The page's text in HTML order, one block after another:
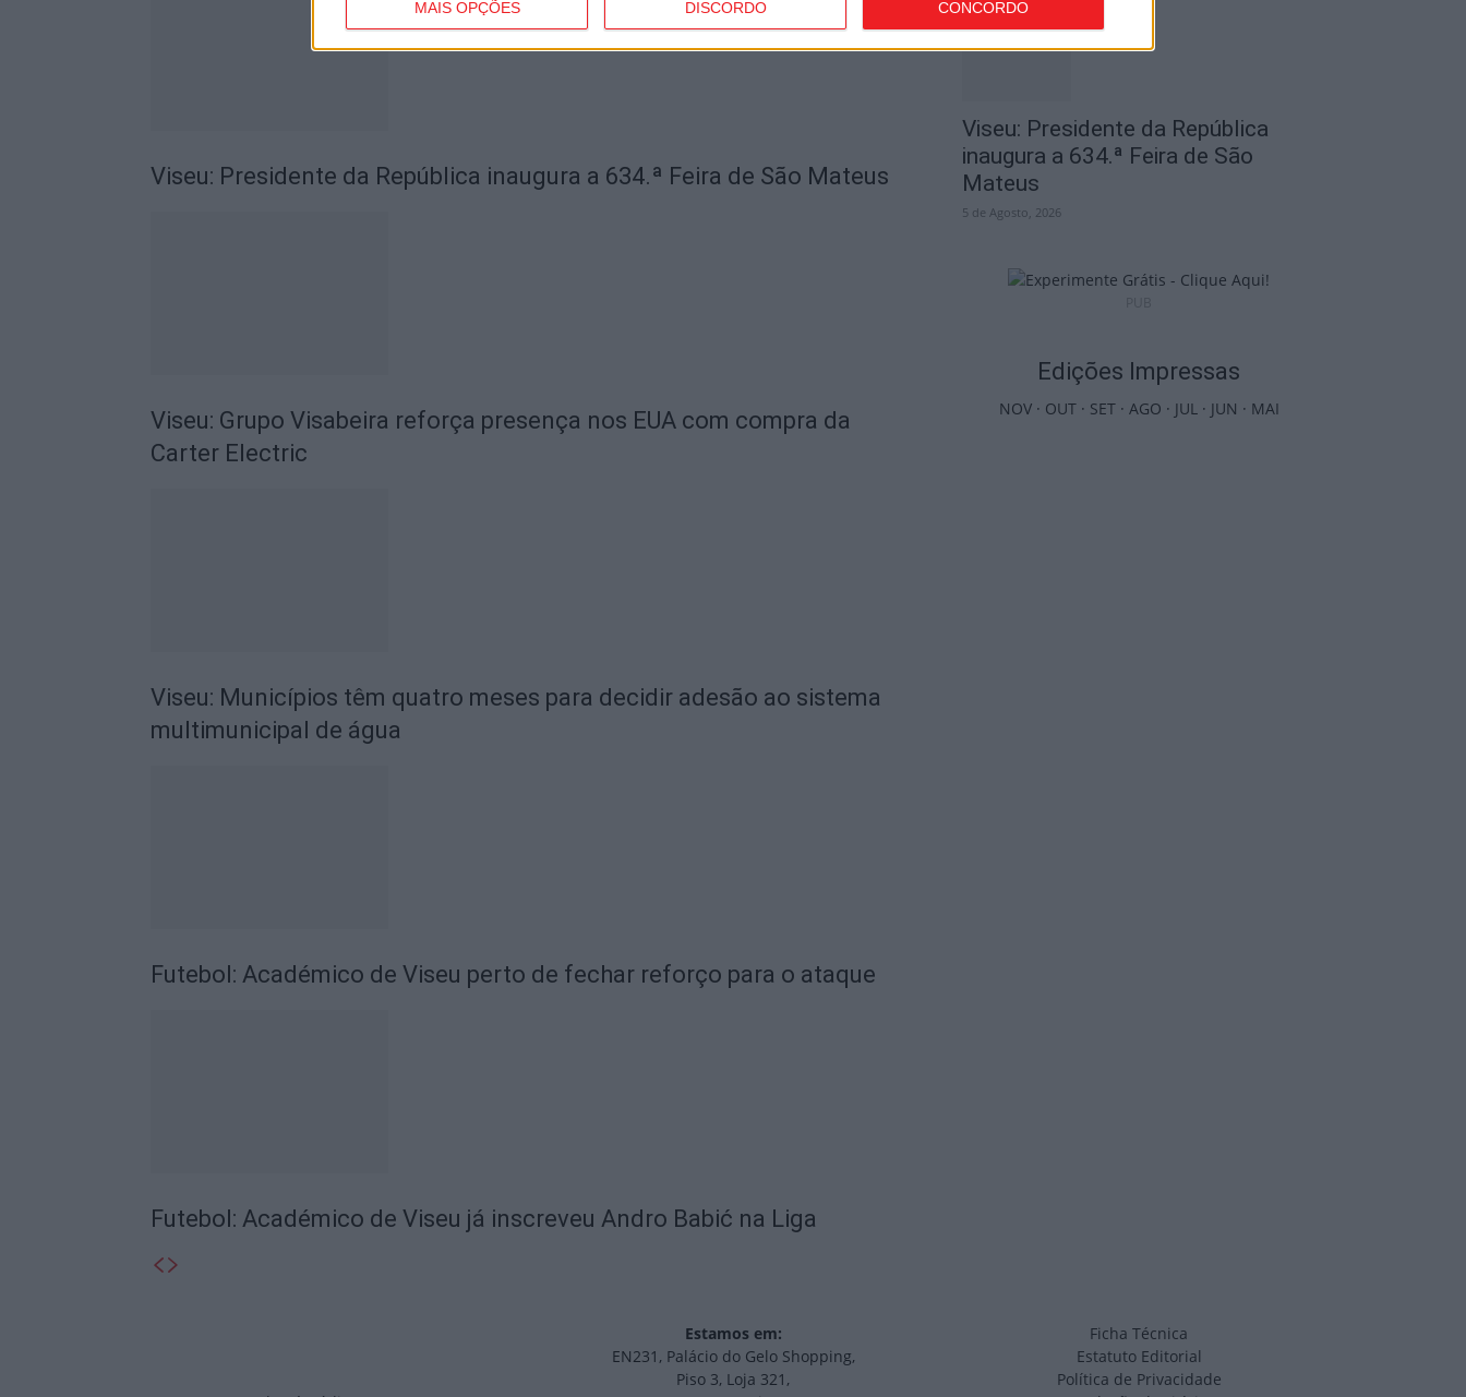
MAIS OPÇÕES DISCORDO CONCORDO
Viseu: Presidente da República inaugura a 634.ª Feira de São Mateus
Viseu: Grupo Visabeira reforça presença nos EUA com compra da
Carter Electric
Viseu: Municípios têm quatro meses para decidir adesão ao sistema
multimunicipal de água
Futebol: Académico de Viseu perto de fechar reforço para o ataque
Futebol: Académico de Viseu já inscreveu Andro Babić na Liga
Viseu: Presidente da República
inaugura a 634.ª Feira de São
Mateus
5 de Agosto, 2026
Edições Impressas
NOV· OUT· SET· AGO · JUL· JUN · MAI
Estamos em:
EN231, Palácio do Gelo Shopping,
Piso 3, Loja 321,
Ficha Técnica
Estatuto Editorial
Política de Privacidade